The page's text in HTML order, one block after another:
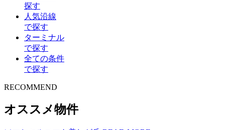
探す
人気沿線
で探す
ターミナル
で探す
全ての条件
で探す
RECOMMEND
オススメ物件